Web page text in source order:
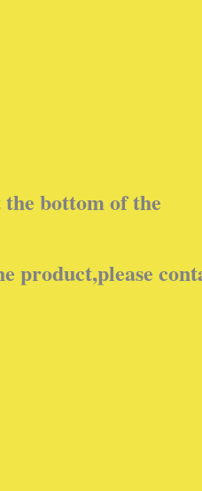
bottom of the
product,please